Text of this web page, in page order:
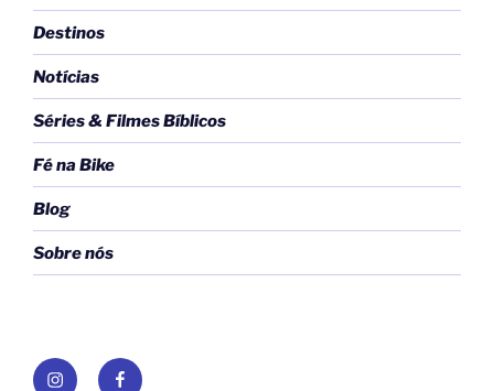
Destinos
Notícias
Séries & Filmes Bíblicos
Fé na Bike
Blog
Sobre nós
InstagramFacebook